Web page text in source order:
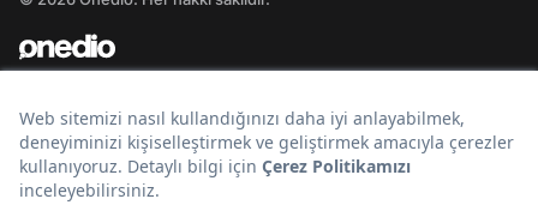
Bir markasıdır.